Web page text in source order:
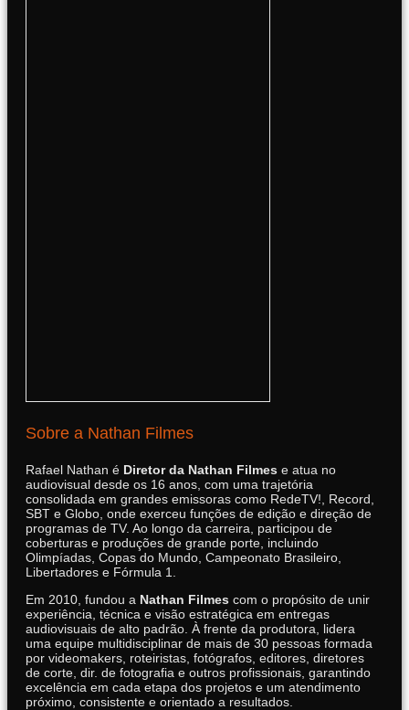
Sobre a Nathan Filmes
Rafael Nathan é Diretor da Nathan Filmes e atua no
audiovisual desde os 16 anos, com uma trajetória
consolidada em grandes emissoras como RedeTV!, Record,
SBT e Globo, onde exerceu funções de edição e direção de
programas de TV. Ao longo da carreira, participou de
coberturas e produções de grande porte, incluindo
Olimpíadas, Copas do Mundo, Campeonato Brasileiro,
Libertadores e Fórmula 1.
Em 2010, fundou a Nathan Filmes com o propósito de unir
experiência, técnica e visão estratégica em entregas
audiovisuais de alto padrão. À frente da produtora, lidera
uma equipe multidisciplinar de mais de 30 pessoas formada
por videomakers, roteiristas, fotógrafos, editores, diretores
de corte, dir. de fotografia e outros profissionais, garantindo
excelência em cada etapa dos projetos e um atendimento
próximo, consistente e orientado a resultados.